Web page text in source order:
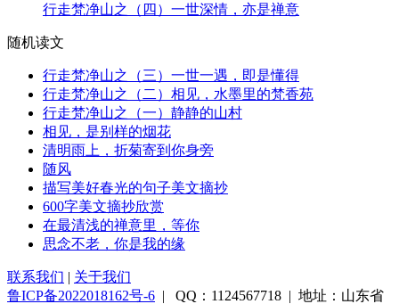
行走梵净山之（四）一世深情，亦是禅意
随机读文
行走梵净山之（三）一世一遇，即是懂得
行走梵净山之（二）相见，水墨里的梵香苑
行走梵净山之（一）静静的山村
相见，是别样的烟花
清明雨上，折菊寄到你身旁
随风
描写美好春光的句子美文摘抄
600字美文摘抄欣赏
在最清浅的禅意里，等你
思念不老，你是我的缘
联系我们 | 关于我们
鲁ICP备2022018162号-6 | QQ：1124567718 | 地址：山东省